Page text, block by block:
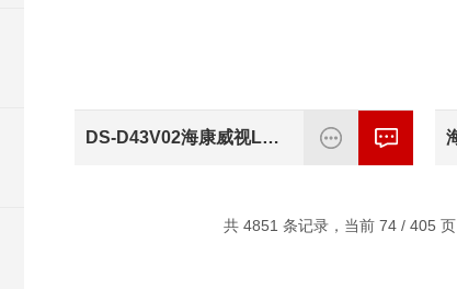
DS-D43V02海康威视LED 全彩显示屏控制器
共 4851 条记录，当前 74 / 405 页